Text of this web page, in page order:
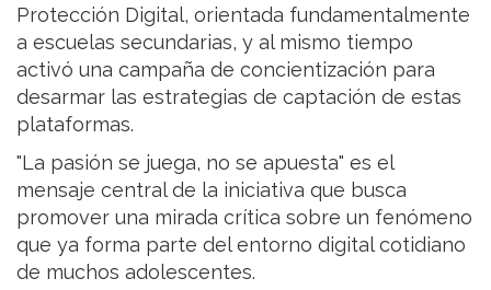
Protección Digital, orientada fundamentalmente
a escuelas secundarias, y al mismo tiempo
activó una campaña de concientización para
desarmar las estrategias de captación de estas
plataformas.
"La pasión se juega, no se apuesta" es el
mensaje central de la iniciativa que busca
promover una mirada crítica sobre un fenómeno
que ya forma parte del entorno digital cotidiano
de muchos adolescentes.